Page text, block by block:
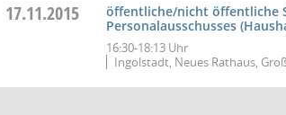
17.11.2015
öffentliche/nicht öffentliche
Personalausschusses
16:30-18:13 Uhr
Ingolstadt, Neues Rathaus,